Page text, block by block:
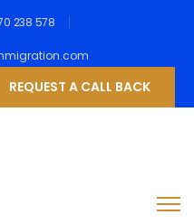
238 578
REQUEST A CALL BACK